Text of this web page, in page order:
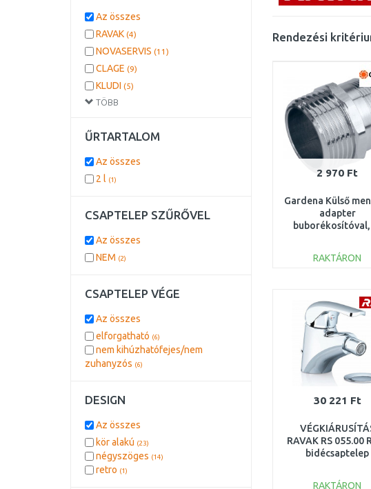
Rendezési
2 970 Ft
Gardena Külső
adapter
18209-20
RAKTÁRON
Összehasonlítás
30 221 Ft
RAVAK RS 055.00
bidécsaptelep
RAKTÁRON
TÖBB
Az összes
RAVAK (4)
NOVASERVIS (11)
CLAGE (9)
KLUDI (5)
GROHE
STIEBEL ELTRON
GARDENA
IDEAL STANDARD (1)
HANSA(1)
RAF(1)
ŰRTARTALOM
Az összes
2 l (1)
CSAPTELEP SZŰRŐVEL
Az összes
NEM (2)
CSAPTELEP VÉGE
Az összes
elforgatható (6)
nem kihúzhatófejes/nem
zuhanyzós (6)
DESIGN
Az összes
kör alakú (23)
négyszöges (14)
retro (1)